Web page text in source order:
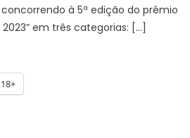
à 5ª edição do prêmio
em três categorias: […]
18+